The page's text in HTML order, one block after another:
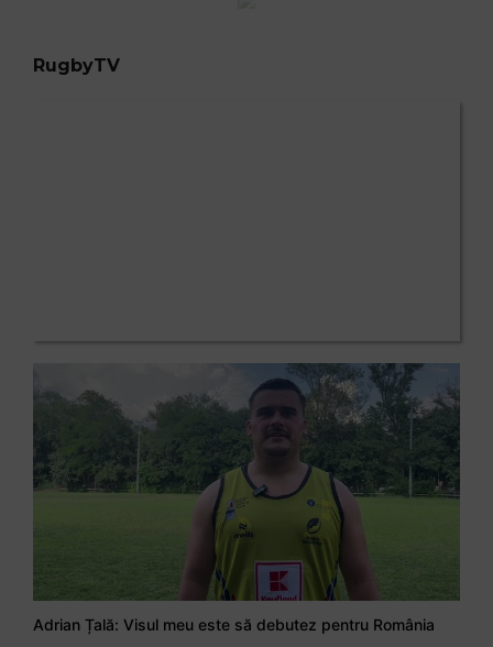
RugbyTV
Adrian Țală: Visul meu este să debutez pentru România